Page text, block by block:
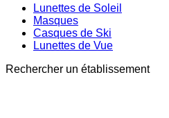
Lunettes de Soleil
Masques
Casques de Ski
Lunettes de Vue
Rechercher un établissement